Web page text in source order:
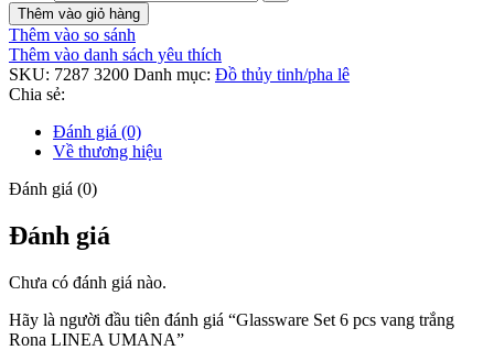
Thêm vào giỏ hàng
Thêm vào so sánh
Thêm vào danh sách yêu thích
SKU: 7287 3200 Danh mục: Đồ thủy tinh/pha lê
Chia sẻ:
Đánh giá (0)
Về thương hiệu
Đánh giá (0)
Đánh giá
Chưa có đánh giá nào.
Hãy là người đầu tiên đánh giá “Glassware Set 6 pcs vang trắng
Rona LINEA UMANA”